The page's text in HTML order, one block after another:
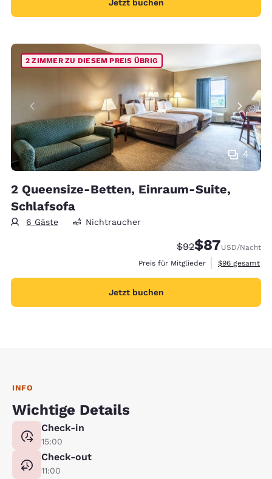
Jetzt buchen
4
2 ZIMMER ZU DIESEM PREIS ÜBRIG
2 Queensize-Betten, Einraum-Suite,
Schlafsofa
6 Gäste Nichtraucher
Durchgestrichener
$92Vergünstigter
$87USD/Nacht
Preis für Mitglieder
Geschätzte
$96 gesamt
Jetzt buchen
INFO
Wichtige Details
Check-in
15:00
Check-out
11:00